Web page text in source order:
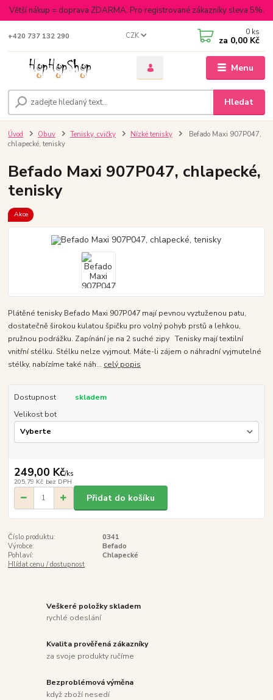
Větší nákup = doprava ZDARMA. Pro registrované zákazníky sleva 5%.
Menu
CZK
Hledat
+420 737 132 290 0 ks
za 0,00 Kč
Úvod Obuv Tenisky, cvičky Nízké tenisky
Befado Maxi 907P047,
chlapecké, tenisky
Befado Maxi 907P047, chlapecké,
tenisky
Akce
Plátěné tenisky Befado Maxi 907P047 mají pevnou vyztuženou patu,
dostatečně širokou kulatou špičku pro volný pohyb prstů a lehkou,
pružnou podrážku. Zapínání je na 2 suché zipy Tenisky mají textilní
vnitřní stélku. Stélku nelze vyjmout. Máte-li zájem o náhradní vyjmutelné
stélky, nabízíme také náh... celý popis
Dostupnost
skladem
Velikost bot
249,00 Kč/ks
205,79 Kč bez DPH
Přidat do košíku
Číslo produktu:
0341
Výrobce:
Befado
Pohlaví:
Chlapecké
Hlídat cenu / dostupnost
Veškeré položky skladem
rychlé odeslání
Kvalita prověřená zákazníky
za svoje produkty ručíme
Bezproblémová výměna
když zboží nesedí